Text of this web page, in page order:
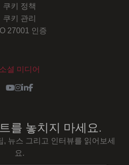
쿠키 정책
쿠키 관리
27001 인증
소셜 미디어
Youtube
Instagram
LinkedIn
Facebook
를 놓치지 마세요.
뉴스 그리고 인터뷰를 읽어보세
요.